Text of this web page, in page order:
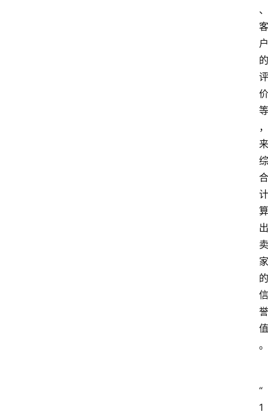
、
客
户
的
评
价
等
，
来
综
合
计
算
出
卖
家
的
信
誉
值
。
“
1